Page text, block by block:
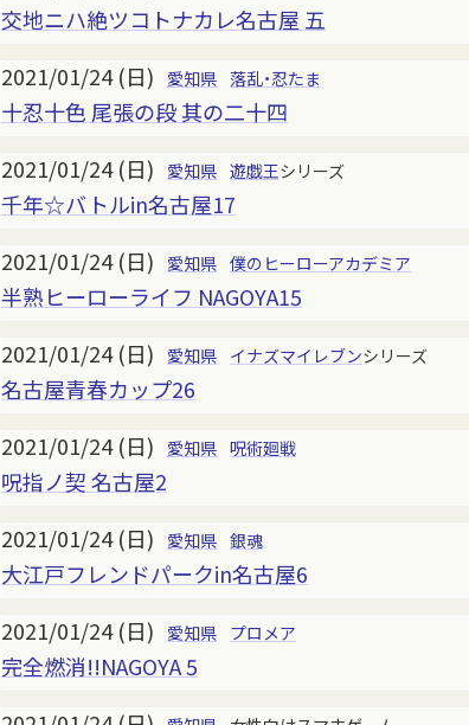
交地ニハ絶ツコトナカレ名古屋 五
2021/01/24 (日)
愛知県 落乱・忍たま
十忍十色 尾張の段 其の二十四
2021/01/24 (日)
愛知県 遊戯王シリーズ
千年☆バトルin名古屋17
2021/01/24 (日)
愛知県 僕のヒーローアカデミア
半熟ヒーローライフ NAGOYA15
2021/01/24 (日)
愛知県 イナズマイレブンシリーズ
名古屋青春カップ26
2021/01/24 (日)
愛知県 呪術廻戦
呪指ノ契 名古屋2
2021/01/24 (日)
愛知県 銀魂
大江戸フレンドパークin名古屋6
2021/01/24 (日)
愛知県 プロメア
完全燃消!!NAGOYA 5